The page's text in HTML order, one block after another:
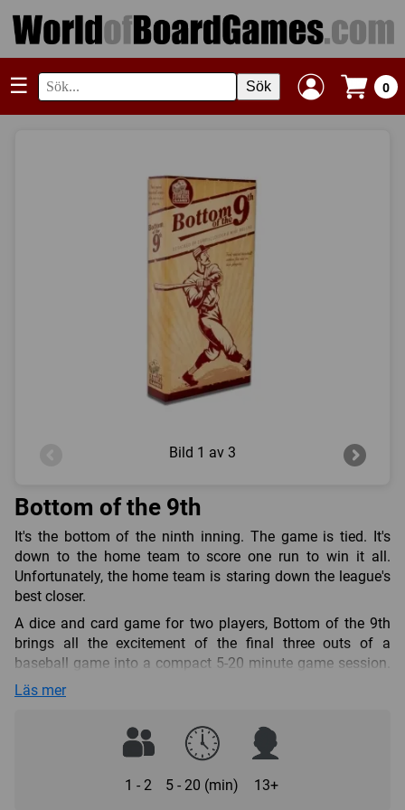
☰ Sök 0
Bild 1 av 3
Bottom of the 9th
It's the bottom of the ninth inning. The game is tied. It's
down to the home team to score one run to win it all.
Unfortunately, the home team is staring down the league's
best closer.
A dice and card game for two players, Bottom of the 9th
brings all the excitement of the final three outs of a
baseball game into a compact 5-20 minute game session.
With variable player strengths, bluffing/deduction, and die-
batter needs to keep his eyes peeled. Bottom of the 9th is
played over the course of three outs, or four hits (for one
run scored) — whichever occurs first.
Bottom of the 9th includes tons of variable player powers,
Läs mer
1 - 2 5 - 20 (min) 13+